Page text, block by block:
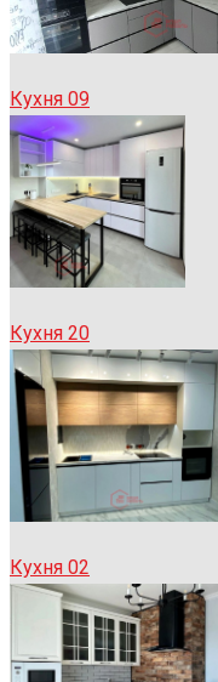
Кухня 09
Кухня 20
Кухня 02